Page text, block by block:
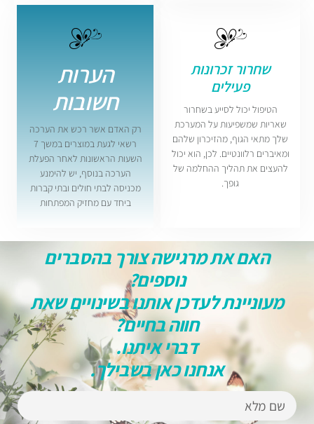
שחרור זכרונות
פעילים
הטיפול יכול לסייע בשחרור
שאריות שמשפיעות על המערכת
שלך מתאי הגוף, מהזיכרון שלהם
ומאיברים רלוונטיים. לכן, הוא יכול
להעצים את תהליך ההחלמה של
גופך.
הערות
חשובות
רק האדם אשר רכש את הערכה
רשאי לגעת במוצרים במשך 7
השעות הראשונות לאחר הפעלת
הערכה בנוסף, יש להימנע
מכניסה לבתי חולים ובתי קברות
ביחד עם מחזיק המפתחות
האם את מרגישה צורך בהסברים
נוספים?
מעוניינת לעדכן אותנו בשינויים שאת
חווה בחיים?
דברי איתנו.
אנחנו כאן בשבילך.